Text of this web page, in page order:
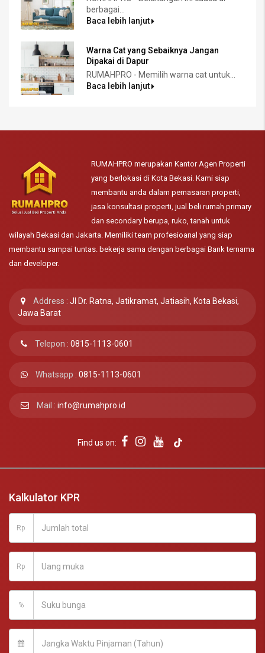
berbagai...
Baca lebih lanjut
Warna Cat yang Sebaiknya Jangan
Dipakai di Dapur
RUMAHPRO - Memilih warna cat untuk...
Baca lebih lanjut
RUMAHPRO merupakan Kantor Agen Properti
yang berlokasi di Kota Bekasi. Kami siap
membantu anda dalam pemasaran properti,
jasa konsultasi properti, jual beli rumah primary
dan secondary berupa, ruko, tanah untuk
wilayah Bekasi dan Jakarta. Memiliki team profesioanal yang siap
membantu sampai tuntas. bekerja sama dengan berbagai Bank ternama
dan developer.
Address : Jl Dr. Ratna, Jatikramat, Jatiasih, Kota Bekasi,
Jawa Barat
Telepon : 0815-1113-0601
Whatsapp : 0815-1113-0601
Mail : info@rumahpro.id
Find us on:
Kalkulator KPR
Rp
Rp
%